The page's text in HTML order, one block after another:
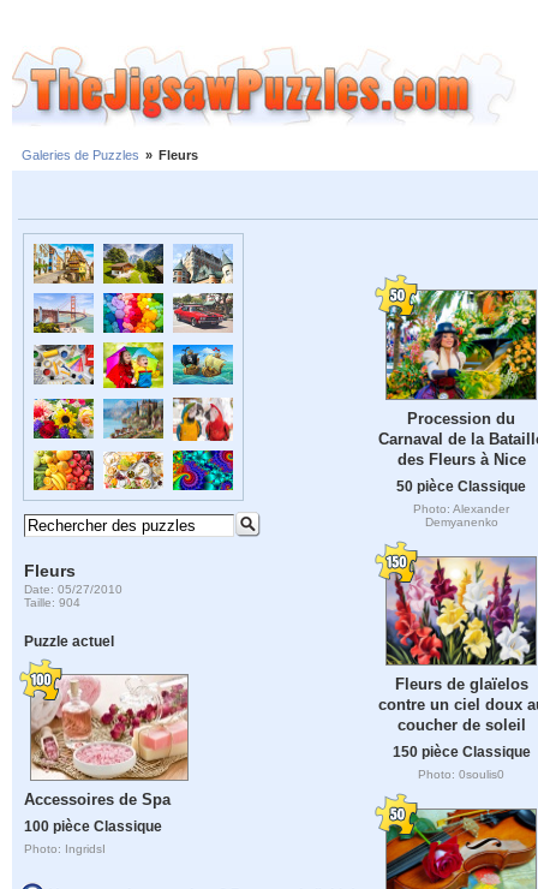
Galeries de Puzzles » Fleurs
Fleurs
Date: 05/27/2010
Taille: 904
Puzzle actuel
Accessoires de Spa
100 pièce Classique
Photo: IngridsI
Procession du
Carnaval de la
des Fleurs à Nice
50 pièce Classique
Photo: Alexander
Demyanenko
Fleurs de glaïelos
contre un ciel doux
coucher de soleil
150 pièce Classique
Photo: 0soulis0